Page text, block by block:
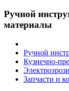
Ручной
материалы
Ручной
Кузнечно-
Запчасти и